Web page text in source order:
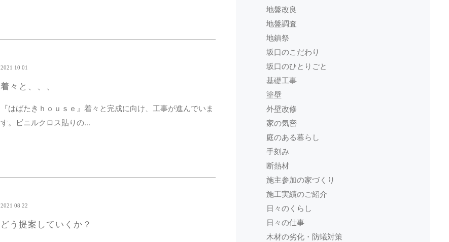
2021 10 01
着々と、、、
『はばたきｈｏｕｓｅ』着々と完成に向け、工事が進んでいま
す。ビニルクロス貼りの...
2021 08 22
どう提案していくか？
地盤改良
地盤調査
地鎮祭
坂口のこだわり
坂口のひとりごと
基礎工事
塗壁
外壁改修
家の気密
庭のある暮らし
手刻み
断熱材
施主参加の家づくり
施工実績のご紹介
日々のくらし
日々の仕事
木材の劣化・防蟻対策